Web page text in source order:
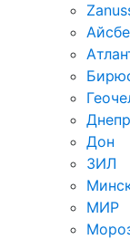
Днепр
Дон
ЗИЛ
МИР